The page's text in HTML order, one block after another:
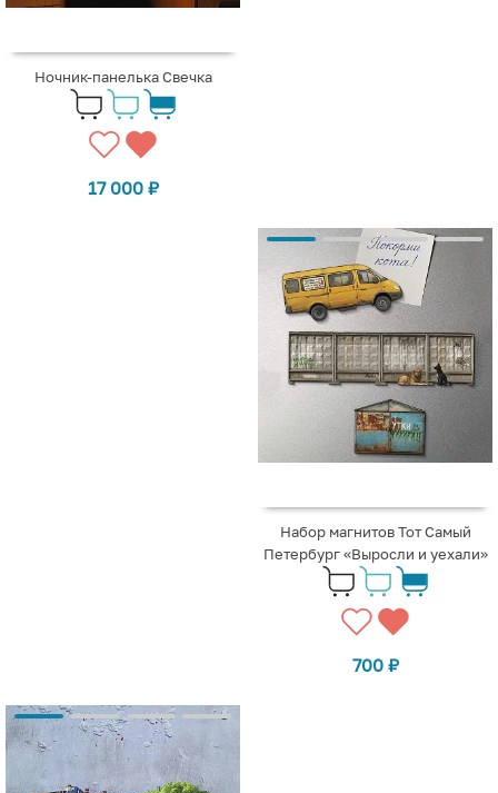
Ночник-панелька Свечка
17 000 ₽
Набор магнитов Тот Самый
Петербург «Выросли и уехали»
700 ₽